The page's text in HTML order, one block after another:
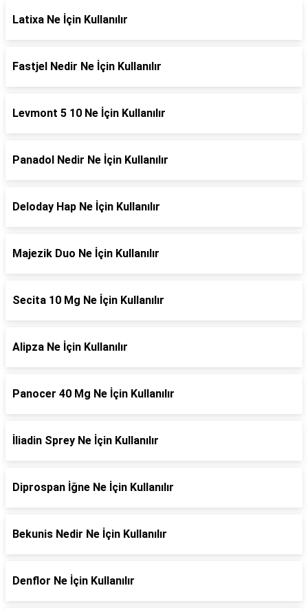
Latixa Ne İçin Kullanılır
Fastjel Nedir Ne İçin Kullanılır
Levmont 5 10 Ne İçin Kullanılır
Panadol Nedir Ne İçin Kullanılır
Deloday Hap Ne İçin Kullanılır
Majezik Duo Ne İçin Kullanılır
Secita 10 Mg Ne İçin Kullanılır
Alipza Ne İçin Kullanılır
Panocer 40 Mg Ne İçin Kullanılır
İliadin Sprey Ne İçin Kullanılır
Diprospan İğne Ne İçin Kullanılır
Bekunis Nedir Ne İçin Kullanılır
Denflor Ne İçin Kullanılır